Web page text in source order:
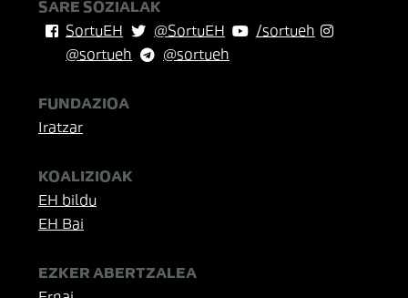
SARE SOZIALAK
SortuEH
@SortuEH
/sortueh
@sortueh
@sortueh
FUNDAZIOA
Iratzar
KOALIZIOAK
EH bildu
EH Bai
EZKER ABERTZALEA